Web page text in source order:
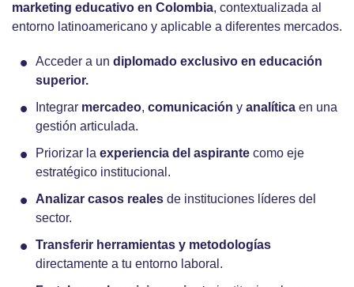
marketing educativo en Colombia, contextualizada al
entorno latinoamericano y aplicable a diferentes mercados.
Acceder a un diplomado exclusivo en educación
superior.
Integrar mercadeo, comunicación y analítica en una
gestión articulada.
Priorizar la experiencia del aspirante como eje
estratégico institucional.
Analizar casos reales de instituciones líderes del
sector.
Transferir herramientas y metodologías
directamente a tu entorno laboral.